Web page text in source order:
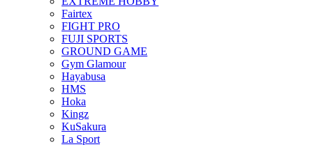
Fairtex
FIGHT PRO
FUJI SPORTS
GROUND GAME
Gym Glamour
Hayabusa
HMS
Hoka
Kingz
KuSakura
La Sport